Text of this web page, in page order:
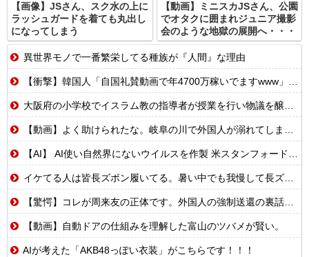
【画像】JSさん、スク水の上に
ラッシュガードを着ても丸出し
になってしまう
【動画】ミニスカJSさん、公園
でオタクに囲まれジュニア撮影
会のような地獄の展開へ・・・
異世界モノで一番繁栄してる種族が『人間』な理由
【衝撃】韓国人「自国礼賛動画で年4700万稼いでますwww」→海外の反応ch運営の秘密…
大阪府の小学校でイスラム教の指導者が授業を行い物議を醸す！ #大阪 #イスラム教 #モスク
【動画】よく助けられたな。岐阜の川で外国人が溺れてしまう事故。
【AI】 AI使い自然界にないウイルスを作製 米スタンフォード大学が成果発表
イケてる人は皆長ズボン履いてる。暑い中でも我慢して長ズボン履いてる。半ズボンはモテ無い。厳しいって
【驚愕】コレが周来友の正体です。外国人の強制送還の裏話を聞いて鳥肌が立ちました…
【動画】自動ドアの仕組みを理解した富山のツバメが賢い。
AIが考えた「AKB48っぽい衣装」がこちらです！！！